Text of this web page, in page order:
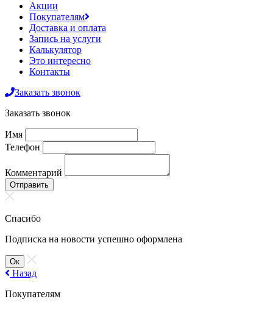
Акции
Покупателям
Доставка и оплата
Запись на услуги
Калькулятор
Это интересно
Контакты
Заказать звонок
Заказать звонок
Имя
Телефон
Комментарий
Отправить
Спасибо
Подписка на новости успешно оформлена
Ок
Назад
Покупателям